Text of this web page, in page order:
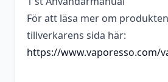
För att läsa mer om
tillverkarens sida här:
https://www.vaporesso.com/